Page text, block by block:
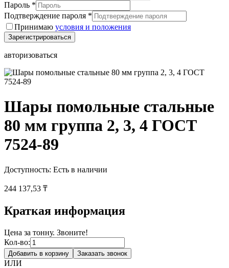
Пароль *
Подтверждение пароля *
Принимаю условия и положения
Зарегистрироваться
авторизоваться
Шары помольные стальные
80 мм группа 2, 3, 4 ГОСТ
7524-89
Доступность: Есть в наличии
244 137,53 ₸
Краткая информация
Цена за тонну. Звоните!
Кол-во:
Добавить в корзину Заказать звонок
ИЛИ